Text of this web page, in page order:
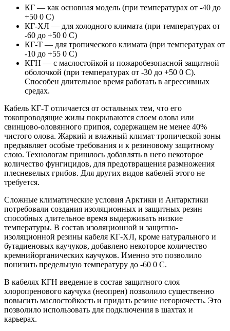
КГ — как основная модель (при температурах от -40 до
+50 0 С)
КГ-ХЛ — для холодного климата (при температурах от
-60 до +50 0 С)
КГ-Т — для тропического климата (при температурах от
-10 до +55 0 С)
КГН — с маслостойкой и пожаробезопасной защитной
оболочкой (при температурах от -30 до +50 0 С).
Способен длительное время работать в агрессивных
средах.
Кабель КГ-Т отличается от остальных тем, что его
токопроводящие жилы покрываются слоем олова или
свинцово-оловянного припоя, содержащем не менее 40%
чистого олова. Жаркий и влажный климат тропической зоны
предъявляет особые требования и к резиновому защитному
слою. Технологам пришлось добавлять в него некоторое
количество фунгицидов, для предотвращения размножения
плесневелых грибов. Для других видов кабелей этого не
требуется.
Сложные климатические условия Арктики и Антарктики
потребовали создания изоляционных и защитных резин
способных длительное время выдерживать низкие
температуры. В состав изоляционной и защитно-
изоляционной резины кабеля КГ-ХЛ, кроме натурального и
бутадиеновых каучуков, добавлено некоторое количество
кремнийорганических каучуков. Именно это позволило
понизить предельную температуру до -60 0 С.
В кабелях КГН введение в состав защитного слоя
хлоропренового каучука (неопрен) позволило существенно
повысить маслостойкость и придать резине негорючесть. Это
позволило использовать для подключения в шахтах и
карьерах.